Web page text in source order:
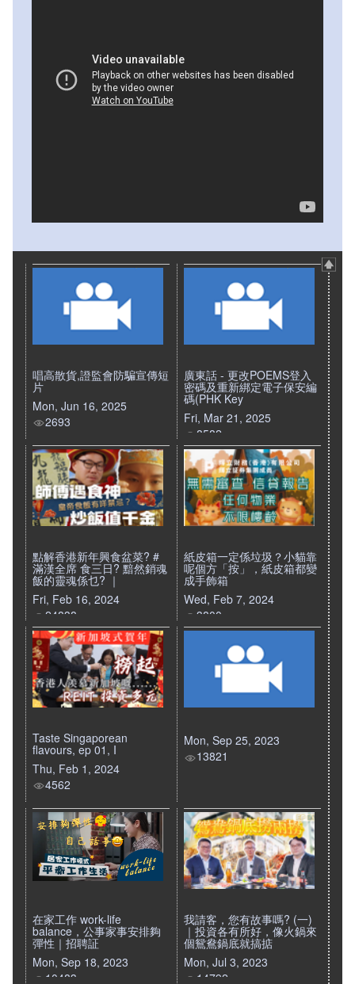
唱高散貨,證監會防騙宣傳短
片
Mon, Jun 16, 2025
2693
廣東話 - 更改POEMS登入
密碼及重新綁定電子保安編
碼(PHK Key
Fri, Mar 21, 2025
8582
點解香港新年興食盆菜? #
滿漢全席 食三日? 黯然銷魂
飯的靈魂係乜? ｜
Fri, Feb 16, 2024
24838
紙皮箱一定係垃圾？小貓靠
呢個方「按」，紙皮箱都變
成手飾箱
Wed, Feb 7, 2024
3800
Taste Singaporean
flavours, ep 01, I
Thu, Feb 1, 2024
4562
Mon, Sep 25, 2023
13821
在家工作 work-life
balance，公事家事安排夠
彈性｜招聘証
Mon, Sep 18, 2023
10483
我請客，您有故事嗎? (一)
｜投資各有所好，像火鍋來
個鴛鴦鍋底就搞掂
Mon, Jul 3, 2023
14792